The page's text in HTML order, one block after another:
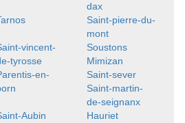
dax
Saint-pierre-du-
mont
vincent-
tyrosse
Soustons
Mimizan
en-
Saint-sever
Saint-martin-
de-seignanx
Aubin
Hauriet